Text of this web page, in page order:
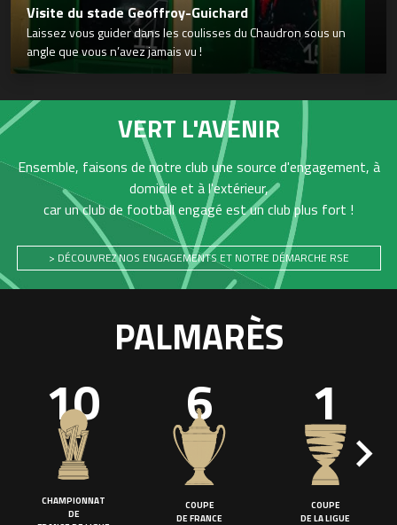
Visite du stade Geoffroy-Guichard
Laissez vous guider dans les coulisses du Chaudron sous un
angle que vous n’avez jamais vu !
VERT L'AVENIR
Ensemble, faisons de notre club une source d'engagement, à
domicile et à l'extérieur,
car un club de football engagé est un club plus fort !
> DÉCOUVREZ NOS ENGAGEMENTS ET NOTRE DÉMARCHE RSE
PALMARÈS
10
CHAMPIONNAT
DE
6
COUPE
DE FRANCE
1
COUPE
DE LA LIGUE